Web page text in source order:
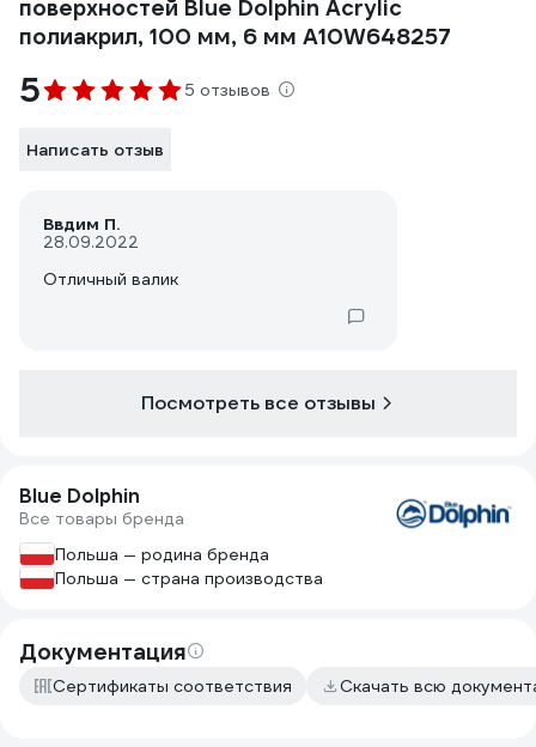
поверхностей Blue Dolphin Acrylic
полиакрил, 100 мм, 6 мм A10W648257
5 5 отзывов
Написать отзыв
Ввдим П.
28.09.2022
Отличный валик
Посмотреть все отзывы
Blue Dolphin
Все товары бренда
Польша — родина бренда
Польша — страна производства
Документация
Сертификаты соответствия Скачать всю